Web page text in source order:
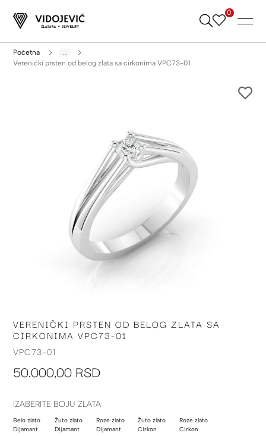
Skip
0
Početna
...
Verenički prsten od belog zlata sa cirkonima VPC73-01
Skip
to
the
of
gallery
VERENIČKI PRSTEN OD BELOG ZLATA SA
CIRKONIMA VPC73-01
VPC73-01
50.000,00 RSD
IZABERITE BOJU ZLATA
Belo zlato
Dijamant
Žuto zlato
Dijamant
Roze zlato
Dijamant
Žuto zlato
Cirkon
Roze zlato
Cirkon